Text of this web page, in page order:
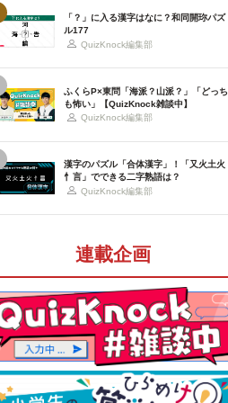
「？」に入る漢字はなに？和同開珎パズ
ル177
QuizKnock編集部
ふくらP×東問「海派？山派？」「どっち
も怖い」【QuizKnock雑談中】
QuizKnock編集部
漢字のパズル「合体漢字」！「又火土火
忄言」でできる二字熟語は？
QuizKnock編集部
連載企画